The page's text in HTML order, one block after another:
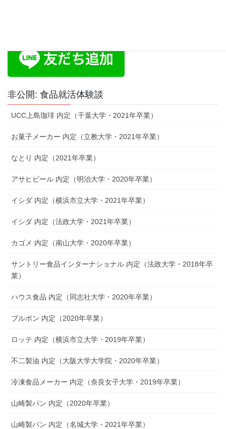
非公開: 食品就活体験談
UCC上島珈琲 内定（千葉大学・2021年卒業）
お菓子メーカー 内定（立教大学・2021年卒業）
なとり 内定（2021年卒業）
アサヒビール 内定（明治大学・2020年卒業）
イシダ 内定（横浜市立大学・2021年卒業）
イシダ 内定（法政大学・2021年卒業）
カゴメ 内定（南山大学・2020年卒業）
サントリー食品インターナショナル 内定（法政大学・2018年卒
業）
ハウス食品 内定（同志社大学・2020年卒業）
ブルボン 内定（2020年卒業）
ロッテ 内定（横浜市立大学・2019年卒業）
不二製油 内定（大阪大学大学院・2020年卒業）
冷凍食品メーカー 内定（奈良女子大学・2019年卒業）
山崎製パン 内定（2020年卒業）
山崎製パン 内定（名城大学・2021年卒業）